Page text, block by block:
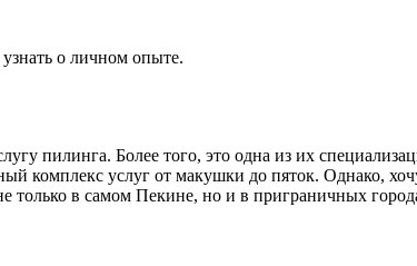
о личном опыте.
пилинга. Более того, это одна из их
комплекс услуг от макушки до пяток. Однако,
в самом Пекине, но и в приграничных